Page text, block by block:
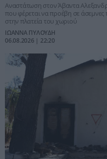
Αναστάτωση στον Άβαντα
που φέρεται να προέβη σε άσεμνες
στην πλατεία του χωριού
ΙΩΑΝΝΑ ΠΥΛΟΥΔΗ
06.08.2026 | 22:20